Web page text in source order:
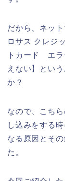
だから、ネッ
ロサス クレジ
トカード エ
えない】とい
か？
なので、こち
し込みをする
なる原因とそ
た。